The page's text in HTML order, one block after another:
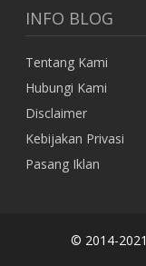
INFO BLOG
Tentang Kami
Hubungi Kami
Disclaimer
Kebijakan Privasi
Pasang Iklan
© 2014-